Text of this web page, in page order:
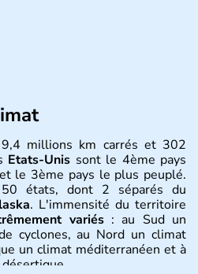
millions km carrés et 302
Etats-Unis sont le 4ème pays
le 3ème pays le plus peuplé.
états, dont 2 séparés du
. L'immensité du territoire
variés: au Sud un
cyclones, au Nord un climat
un climat méditerranéen et à